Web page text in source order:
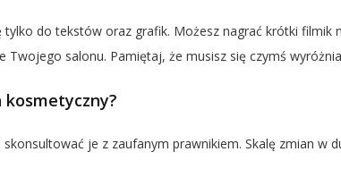
do tekstów oraz grafik. Możesz nagrać krótki filmik
salonu. Pamiętaj, że musisz się czymś
je z zaufanym prawnikiem. Skalę zmian w